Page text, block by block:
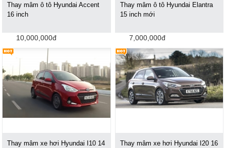
Thay mâm ô tô Hyundai Accent
16 inch
10,000,000đ
Thay mâm ô tô Hyundai Elantra
15 inch mới
7,000,000đ
Thay mâm xe hơi Hyundai I10 14
Thay mâm xe hơi Hyundai I20 16